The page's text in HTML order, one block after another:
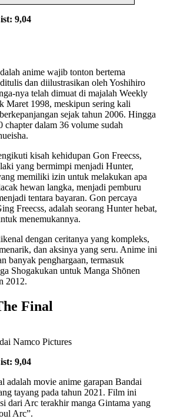
9,04
anime wajib tonton bertema
dan diilustrasikan oleh Yoshihiro
nya telah dimuat di majalah Weekly
Maret 1998, meskipun sering kali
sejak tahun 2006. Hingga
chapter dalam 36 volume sudah
kisah kehidupan Gon Freecss,
yang bermimpi menjadi Hunter,
memiliki izin untuk melakukan apa
hewan langka, menjadi pemburu
tentara bayaran. Gon percaya
Freecss, adalah seorang Hunter hebat,
menemukannya.
dengan ceritanya yang kompleks,
dan aksinya yang seru. Anime ini
banyak penghargaan, termasuk
Shogakukan untuk Manga Shōnen
2012.
Final
Namco Pictures
9,04
adalah movie anime garapan Bandai
tayang pada tahun 2021. Film ini
dari Arc terakhir manga Gintama yang
Arc”.